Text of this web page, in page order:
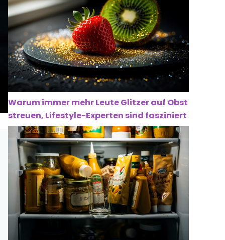
Warum immer mehr Leute Glitzer auf Obst
streuen, Lifestyle-Experten sind fasziniert